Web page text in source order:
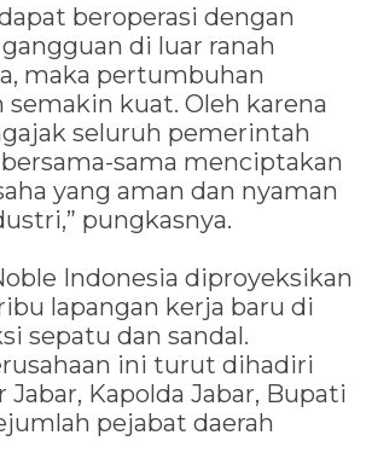
beroperasi dengan
di luar ranah
maka pertumbuhan
semakin kuat. Oleh karena
seluruh pemerintah
sama menciptakan
yang aman dan nyaman
pungkasnya.
Indonesia diproyeksikan
lapangan kerja baru di
sepatu dan sandal.
ini turut dihadiri
Jabar, Kapolda Jabar, Bupati
pejabat daerah